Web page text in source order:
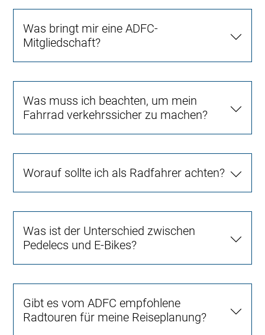
Was bringt mir eine ADFC-
Mitgliedschaft?
Was muss ich beachten, um mein
Fahrrad verkehrssicher zu machen?
Worauf sollte ich als Radfahrer achten?
Was ist der Unterschied zwischen
Pedelecs und E-Bikes?
Gibt es vom ADFC empfohlene
Radtouren für meine Reiseplanung?